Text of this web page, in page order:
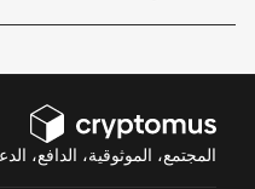
المجتمع، الموثوقية، الدافع،